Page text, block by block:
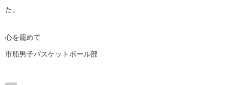
た。
心を籠めて
市船男子バスケットボール部